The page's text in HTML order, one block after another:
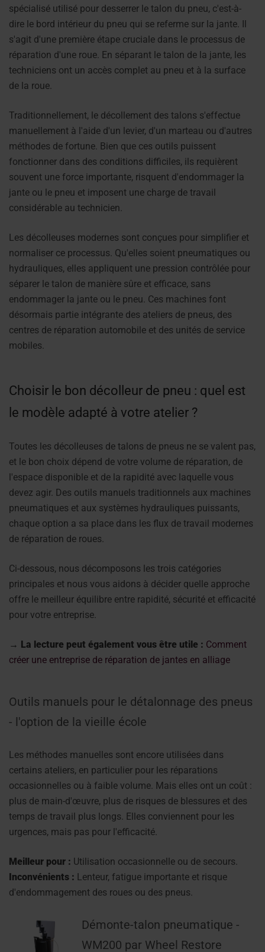
spécialisé utilisé pour desserrer le talon du pneu, c'est-à-
dire le bord intérieur du pneu qui se referme sur la jante. Il
s'agit d'une première étape cruciale dans le processus de
réparation d'une roue. En séparant le talon de la jante, les
techniciens ont un accès complet au pneu et à la surface
de la roue.
Traditionnellement, le décollement des talons s'effectue
manuellement à l'aide d'un levier, d'un marteau ou d'autres
méthodes de fortune. Bien que ces outils puissent
fonctionner dans des conditions difficiles, ils requièrent
souvent une force importante, risquent d'endommager la
jante ou le pneu et imposent une charge de travail
considérable au technicien.
Les décolleuses modernes sont conçues pour simplifier et
normaliser ce processus. Qu'elles soient pneumatiques ou
hydrauliques, elles appliquent une pression contrôlée pour
séparer le talon de manière sûre et efficace, sans
endommager la jante ou le pneu. Ces machines font
désormais partie intégrante des ateliers de pneus, des
centres de réparation automobile et des unités de service
mobiles.
Choisir le bon décolleur de pneu : quel est
le modèle adapté à votre atelier ?
Toutes les décolleuses de talons de pneus ne se valent pas,
et le bon choix dépend de votre volume de réparation, de
l'espace disponible et de la rapidité avec laquelle vous
devez agir. Des outils manuels traditionnels aux machines
pneumatiques et aux systèmes hydrauliques puissants,
chaque option a sa place dans les flux de travail modernes
de réparation de roues.
Ci-dessous, nous décomposons les trois catégories
principales et nous vous aidons à décider quelle approche
offre le meilleur équilibre entre rapidité, sécurité et efficacité
pour votre entreprise.
→ La lecture peut également vous être utile : Comment
créer une entreprise de réparation de jantes en alliage
Outils manuels pour le détalonnage des pneus
- l'option de la vieille école
Les méthodes manuelles sont encore utilisées dans
certains ateliers, en particulier pour les réparations
occasionnelles ou à faible volume. Mais elles ont un coût :
plus de main-d'œuvre, plus de risques de blessures et des
temps de travail plus longs. Elles conviennent pour les
urgences, mais pas pour l'efficacité.
Meilleur pour : Utilisation occasionnelle ou de secours.
Inconvénients : Lenteur, fatigue importante et risque
d'endommagement des roues ou des pneus.
Démonte-talon pneumatique -
WM200 par Wheel Restore